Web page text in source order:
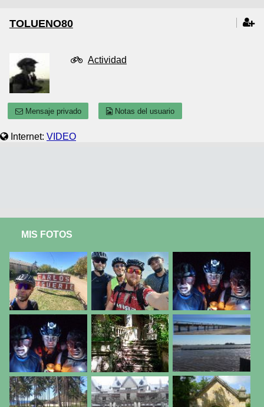
TOLUENO80
Actividad
Mensaje privado Notas del usuario
Internet: VIDEO
MIS FOTOS